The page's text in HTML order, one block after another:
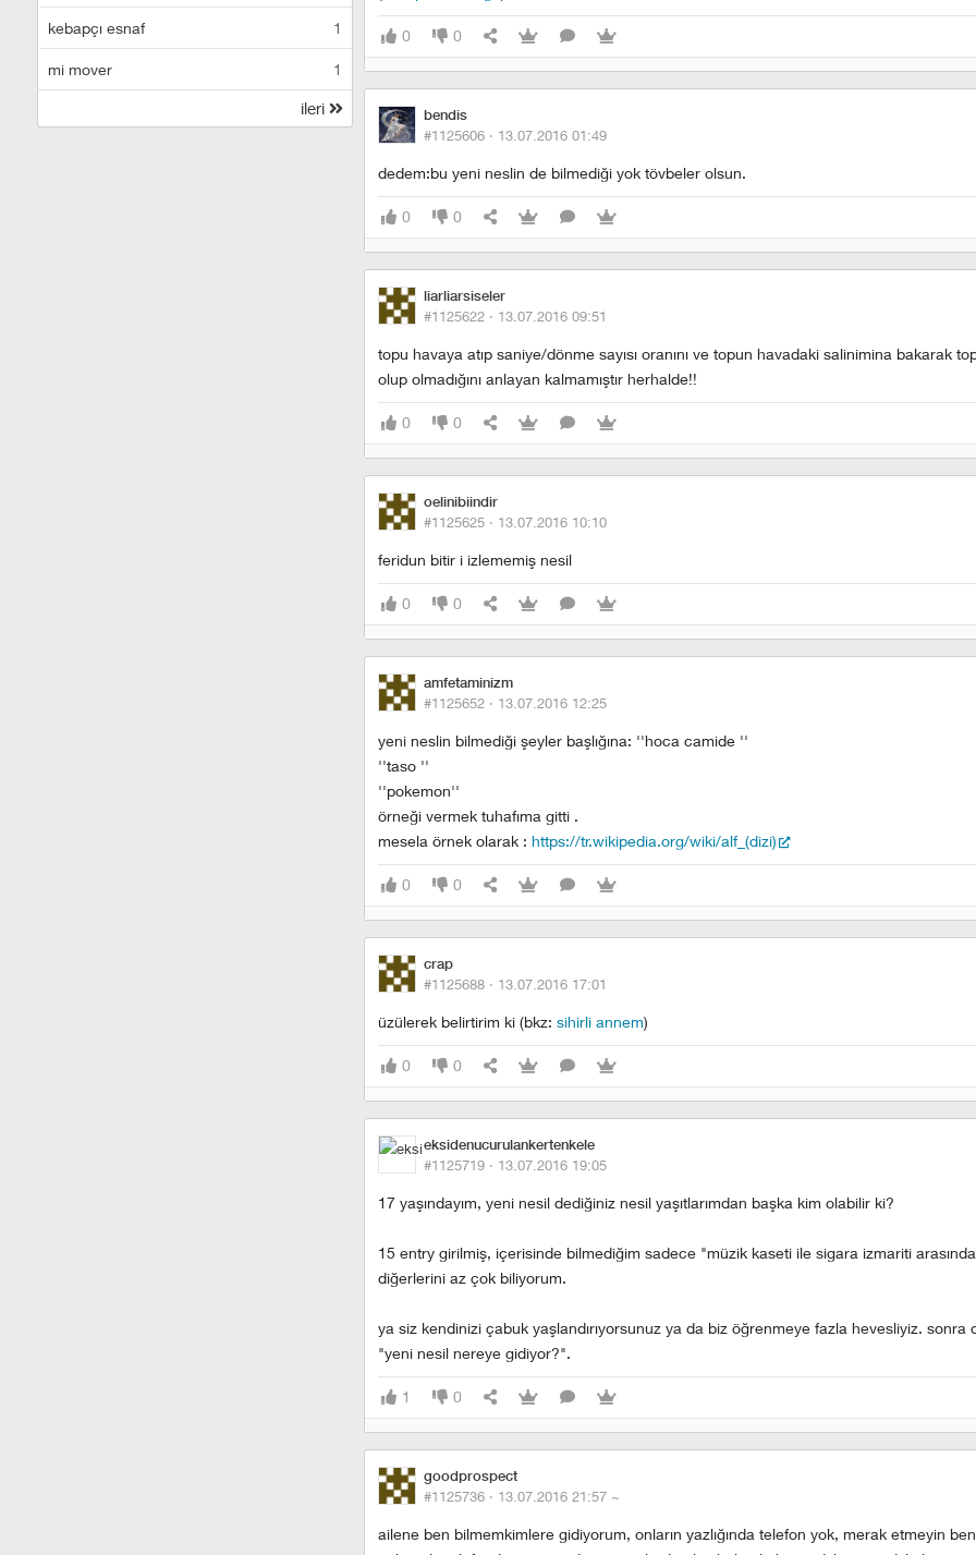
kebapçı esnaf 1
mi mover 1
ileri
0 0
bendis
#1125606 · 13.07.2016 01:49
dedem:bu yeni neslin de bilmediği yok tövbeler olsun.
0 0
liarliarsiseler
#1125622 · 13.07.2016 09:51
topu havaya atıp saniye/dönme sayısı oranını ve topun havadaki salinimina bakarak
olup olmadığını anlayan kalmamıştır herhalde!!
0 0
oelinibiindir
#1125625 · 13.07.2016 10:10
feridun bitir i izlememiş nesil
0 0
amfetaminizm
#1125652 · 13.07.2016 12:25
yeni neslin bilmediği şeyler başlığına: ''hoca camide ''
''taso ''
''pokemon''
örneği vermek tuhafıma gitti .
mesela örnek olarak : https://tr.wikipedia.org/wiki/alf_(dizi)
0 0
crap
#1125688 · 13.07.2016 17:01
üzülerek belirtirim ki (bkz: sihirli annem)
0 0
eksidenucurulankertenkele
#1125719 · 13.07.2016 19:05
17 yaşındayım, yeni nesil dediğiniz nesil yaşıtlarımdan başka kim olabilir ki?
15 entry girilmiş, içerisinde bilmediğim sadece "müzik kaseti ile sigara izmariti
diğerlerini az çok biliyorum.
ya siz kendinizi çabuk yaşlandırıyorsunuz ya da biz öğrenmeye fazla hevesliyiz. sonra
"yeni nesil nereye gidiyor?".
1 0
goodprospect
#1125736 · 13.07.2016 21:57 ~
ailene ben bilmemkimlere gidiyorum, onların yazlığında telefon yok, merak etmeyin